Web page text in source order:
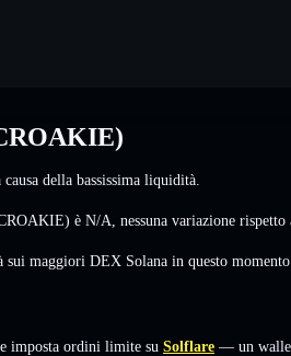
della bassissima liquidità.
è N/A nessuna variazione rispetto
sui maggiori DEX Solana in questo
imposta ordini limite su Solflare — un